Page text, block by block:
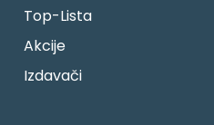
Top-Lista
Akcije
Izdavači